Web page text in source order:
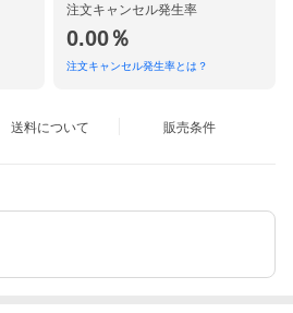
注文キャンセル発生率
0.00％
注文キャンセル発生率とは？
送料について 販売条件